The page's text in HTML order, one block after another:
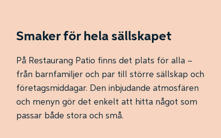
Smaker för hela sällskapet
På Restaurang Patio finns det plats för alla –
från barnfamiljer och par till större sällskap och
företagsmiddagar. Den inbjudande atmosfären
och menyn gör det enkelt att hitta något som
passar både stora och små.